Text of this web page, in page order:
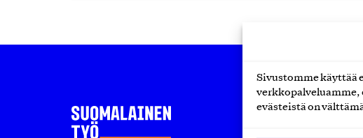
Sivustomme käyttää
verkkopalveluamme,
evästeistä on